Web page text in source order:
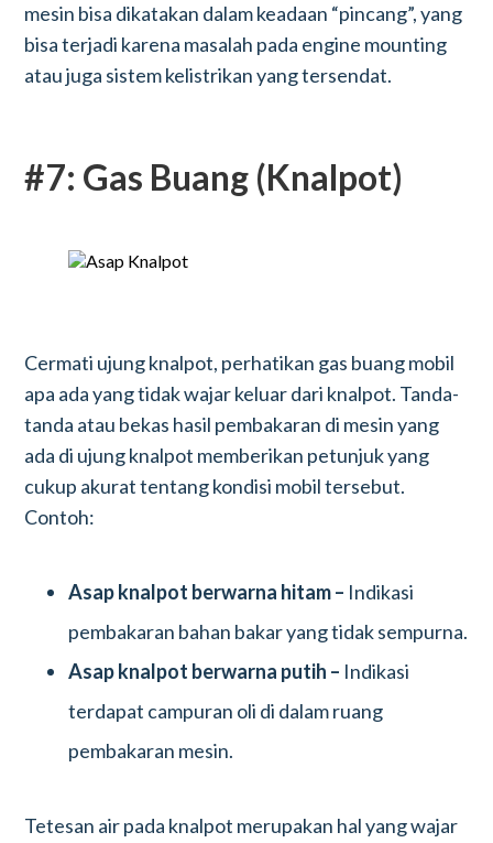
mesin bisa dikatakan dalam keadaan “pincang”, yang
bisa terjadi karena masalah pada engine mounting
atau juga sistem kelistrikan yang tersendat.
#7: Gas Buang (Knalpot)
Cermati ujung knalpot, perhatikan gas buang mobil
apa ada yang tidak wajar keluar dari knalpot. Tanda-
tanda atau bekas hasil pembakaran di mesin yang
ada di ujung knalpot memberikan petunjuk yang
cukup akurat tentang kondisi mobil tersebut.
Contoh:
Asap knalpot berwarna hitam – Indikasi
pembakaran bahan bakar yang tidak sempurna.
Asap knalpot berwarna putih – Indikasi
terdapat campuran oli di dalam ruang
pembakaran mesin.
Tetesan air pada knalpot merupakan hal yang wajar